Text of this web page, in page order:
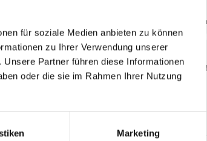
für soziale Medien anbieten zu können
zu Ihrer Verwendung unserer
Partner führen diese Informationen
oder die sie im Rahmen Ihrer Nutzung
Marketing
Gleiche
Arbeiten
ISO